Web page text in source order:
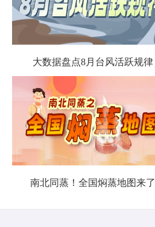
大数据盘点8月台风活跃规律
南北同蒸！全国焖蒸地图来了